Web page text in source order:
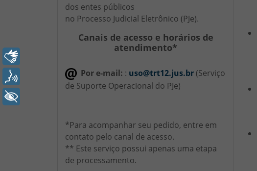
dos entes públicos
no Processo Judicial Eletrônico (PJe).
Canais de acesso e horários de
atendimento*
Por e-mail: : uso@trt12.jus.br (Serviço
de Suporte Operacional do PJe)
*Para acompanhar seu pedido, entre em
contato pelo canal de acesso.
** Este serviço possui apenas uma etapa
de processamento.